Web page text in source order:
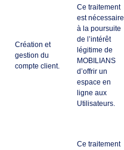
Création et
gestion du
compte client.
Ce traitement
est nécessaire
à la poursuite
de l’intérêt
légitime de
MOBILIANS
d’offrir un
espace en
ligne aux
Utilisateurs.
Ce traitement